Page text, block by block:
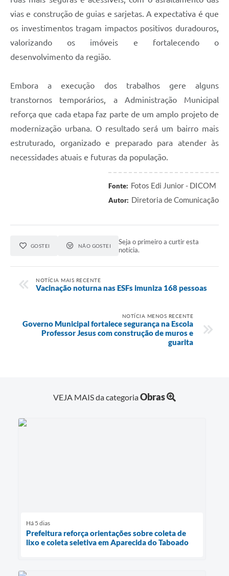
vias e construção de guias e sarjetas. A expectativa é que
os investimentos tragam impactos positivos duradouros,
valorizando os imóveis e fortalecendo o
desenvolvimento da região.
Embora a execução dos trabalhos gere alguns
transtornos temporários, a Administração Municipal
reforça que cada etapa faz parte de um amplo projeto de
modernização urbana. O resultado será um bairro mais
estruturado, organizado e preparado para atender às
necessidades atuais e futuras da população.
Fonte: Fotos Edi Junior - DICOM
Autor: Diretoria de Comunicação
GOSTEI NÃO GOSTEI
Seja o primeiro a curtir esta
notícia.
NOTÍCIA MAIS RECENTE
Vacinação noturna nas ESFs imuniza 168 pessoas
NOTÍCIA MENOS RECENTE
Governo Municipal fortalece segurança na Escola
Professor Jesus com construção de muros e
guarita
VEJA MAIS da categoriaObras
Há 5 dias
Prefeitura reforça orientações sobre coleta de
lixo e coleta seletiva em Aparecida do Taboado